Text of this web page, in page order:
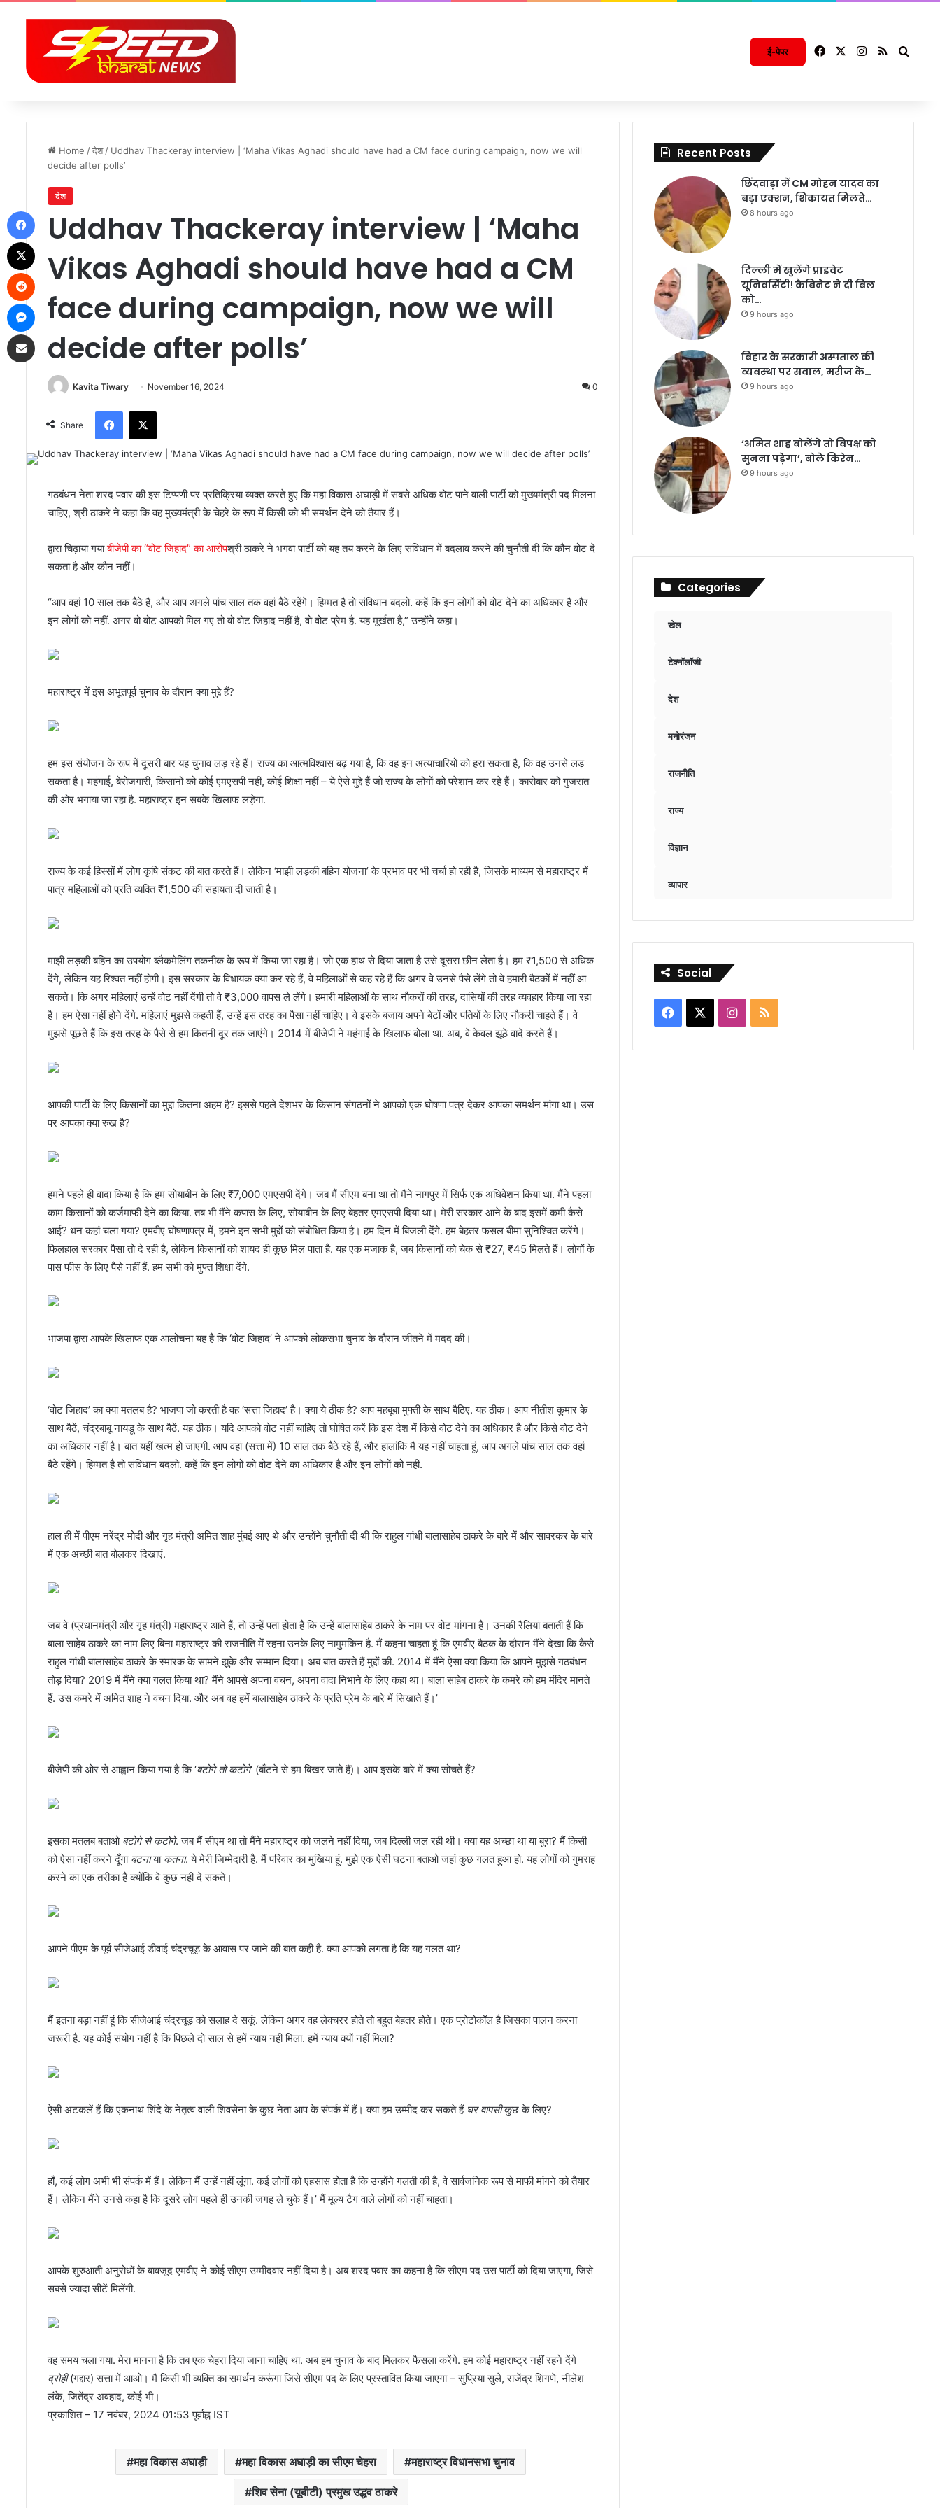
ई-पेपर FacebookInstagram
RSS
Home /देश / Uddhav Thackeray interview | ‘Maha Vikas Aghadi should have had a CM face during campaign, now we will
decide after polls’
देश
Uddhav Thackeray interview | ‘Maha
Vikas Aghadi should have had a CM
face during campaign, now we will
decide after polls’
Kavita Tiwary November 16, 2024 0
Share
Facebook
X
गठबंधन नेता शरद पवार की इस टिप्पणी पर प्रतिक्रिया व्यक्त करते हुए कि महा विकास अघाड़ी में सबसे अधिक वोट पाने वाली पार्टी को मुख्यमंत्री पद मिलना
चाहिए, श्री ठाकरे ने कहा कि वह मुख्यमंत्री के चेहरे के रूप में किसी को भी समर्थन देने को तैयार हैं।
द्वारा चिढ़ाया गयाबीजेपी का “वोट जिहाद” का आरोपश्री ठाकरे ने भगवा पार्टी को यह तय करने के लिए संविधान में बदलाव करने की चुनौती दी कि कौन वोट दे
सकता है और कौन नहीं।
“आप वहां 10 साल तक बैठे हैं, और आप अगले पांच साल तक वहां बैठे रहेंगे। हिम्मत है तो संविधान बदलो. कहें कि इन लोगों को वोट देने का अधिकार है और
इन लोगों को नहीं. अगर वो वोट आपको मिल गए तो वो वोट जिहाद नहीं है, वो वोट प्रेम है. यह मूर्खता है,” उन्होंने कहा।
महाराष्ट्र में इस अभूतपूर्व चुनाव के दौरान क्या मुद्दे हैं?
हम इस संयोजन के रूप में दूसरी बार यह चुनाव लड़ रहे हैं। राज्य का आत्मविश्वास बढ़ गया है, कि वह इन अत्याचारियों को हरा सकता है, कि वह उनसे लड़
सकता है। महंगाई, बेरोजगारी, किसानों को कोई एमएसपी नहीं, कोई शिक्षा नहीं – ये ऐसे मुद्दे हैं जो राज्य के लोगों को परेशान कर रहे हैं। कारोबार को गुजरात
की ओर भगाया जा रहा है. महाराष्ट्र इन सबके खिलाफ लड़ेगा.
राज्य के कई हिस्सों में लोग कृषि संकट की बात करते हैं। लेकिन ‘माझी लड़की बहिन योजना’ के प्रभाव पर भी चर्चा हो रही है, जिसके माध्यम से महाराष्ट्र में
पात्र महिलाओं को प्रति व्यक्ति ₹1,500 की सहायता दी जाती है।
माझी लड़की बहिन का उपयोग ब्लैकमेलिंग तकनीक के रूप में किया जा रहा है। जो एक हाथ से दिया जाता है उसे दूसरा छीन लेता है। हम ₹1,500 से अधिक
देंगे, लेकिन यह रिश्वत नहीं होगी। इस सरकार के विधायक क्या कर रहे हैं, वे महिलाओं से कह रहे हैं कि अगर वे उनसे पैसे लेंगे तो वे हमारी बैठकों में नहीं आ
सकते। कि अगर महिलाएं उन्हें वोट नहीं देंगी तो वे ₹3,000 वापस ले लेंगे। हमारी महिलाओं के साथ नौकरों की तरह, दासियों की तरह व्यवहार किया जा रहा
है। हम ऐसा नहीं होने देंगे. महिलाएं मुझसे कहती हैं, उन्हें इस तरह का पैसा नहीं चाहिए। वे इसके बजाय अपने बेटों और पतियों के लिए नौकरी चाहते हैं। वे
मुझसे पूछते हैं कि इस तरह के पैसे से हम कितनी दूर तक जाएंगे। 2014 में बीजेपी ने महंगाई के खिलाफ बोला था. अब, वे केवल झूठे वादे करते हैं।
आपकी पार्टी के लिए किसानों का मुद्दा कितना अहम है? इससे पहले देशभर के किसान संगठनों ने आपको एक घोषणा पत्र देकर आपका समर्थन मांगा था। उस
पर आपका क्या रुख है?
हमने पहले ही वादा किया है कि हम सोयाबीन के लिए ₹7,000 एमएसपी देंगे। जब मैं सीएम बना था तो मैंने नागपुर में सिर्फ एक अधिवेशन किया था. मैंने पहला
काम किसानों को कर्जमाफी देने का किया. तब भी मैंने कपास के लिए, सोयाबीन के लिए बेहतर एमएसपी दिया था। मेरी सरकार आने के बाद इसमें कमी कैसे
आई? धन कहां चला गया? एमवीए घोषणापत्र में, हमने इन सभी मुद्दों को संबोधित किया है। हम दिन में बिजली देंगे. हम बेहतर फसल बीमा सुनिश्चित करेंगे।
फिलहाल सरकार पैसा तो दे रही है, लेकिन किसानों को शायद ही कुछ मिल पाता है. यह एक मजाक है, जब किसानों को चेक से ₹27, ₹45 मिलते हैं। लोगों के
पास फीस के लिए पैसे नहीं हैं. हम सभी को मुफ्त शिक्षा देंगे.
भाजपा द्वारा आपके खिलाफ एक आलोचना यह है कि ‘वोट जिहाद’ ने आपको लोकसभा चुनाव के दौरान जीतने में मदद की।
‘वोट जिहाद’ का क्या मतलब है? भाजपा जो करती है वह ‘सत्ता जिहाद’ है। क्या ये ठीक है? आप महबूबा मुफ्ती के साथ बैठिए. यह ठीक। आप नीतीश कुमार के
साथ बैठें, चंद्रबाबू नायडू के साथ बैठें. यह ठीक। यदि आपको वोट नहीं चाहिए तो घोषित करें कि इस देश में किसे वोट देने का अधिकार है और किसे वोट देने
का अधिकार नहीं है। बात यहीं ख़त्म हो जाएगी. आप वहां (सत्ता में) 10 साल तक बैठे रहे हैं, और हालांकि मैं यह नहीं चाहता हूं, आप अगले पांच साल तक वहां
बैठे रहेंगे। हिम्मत है तो संविधान बदलो. कहें कि इन लोगों को वोट देने का अधिकार है और इन लोगों को नहीं.
हाल ही में पीएम नरेंद्र मोदी और गृह मंत्री अमित शाह मुंबई आए थे और उन्होंने चुनौती दी थी कि राहुल गांधी बालासाहेब ठाकरे के बारे में और सावरकर के बारे
में एक अच्छी बात बोलकर दिखाएं.
जब वे (प्रधानमंत्री और गृह मंत्री) महाराष्ट्र आते हैं, तो उन्हें पता होता है कि उन्हें बालासाहेब ठाकरे के नाम पर वोट मांगना है। उनकी रैलियां बताती हैं कि
बाला साहेब ठाकरे का नाम लिए बिना महाराष्ट्र की राजनीति में रहना उनके लिए नामुमकिन है. मैं कहना चाहता हूं कि एमवीए बैठक के दौरान मैंने देखा कि कैसे
राहुल गांधी बालासाहेब ठाकरे के स्मारक के सामने झुके और सम्मान दिया। अब बात करते हैं मुद्दों की. 2014 में मैंने ऐसा क्या किया कि आपने मुझसे गठबंधन
तोड़ दिया? 2019 में मैंने क्या गलत किया था? मैंने आपसे अपना वचन, अपना वादा निभाने के लिए कहा था। बाला साहेब ठाकरे के कमरे को हम मंदिर मानते
हैं. उस कमरे में अमित शाह ने वचन दिया. और अब वह हमें बालासाहेब ठाकरे के प्रति प्रेम के बारे में सिखाते हैं।’
बीजेपी की ओर से आह्वान किया गया है कि ‘बटोगे तो कटोगे‘ (बाँटने से हम बिखर जाते हैं)। आप इसके बारे में क्या सोचते हैं?
इसका मतलब बताओ बटोगे से कटोगे. जब मैं सीएम था तो मैंने महाराष्ट्र को जलने नहीं दिया, जब दिल्ली जल रही थी। क्या यह अच्छा था या बुरा? मैं किसी
को ऐसा नहीं करने दूँगा बटनाया कतना. ये मेरी जिम्मेदारी है. मैं परिवार का मुखिया हूं. मुझे एक ऐसी घटना बताओ जहां कुछ गलत हुआ हो. यह लोगों को गुमराह
करने का एक तरीका है क्योंकि वे कुछ नहीं दे सकते।
आपने पीएम के पूर्व सीजेआई डीवाई चंद्रचूड़ के आवास पर जाने की बात कही है. क्या आपको लगता है कि यह गलत था?
मैं इतना बड़ा नहीं हूं कि सीजेआई चंद्रचूड़ को सलाह दे सकूं. लेकिन अगर वह लेक्चरर होते तो बहुत बेहतर होते। एक प्रोटोकॉल है जिसका पालन करना
जरूरी है. यह कोई संयोग नहीं है कि पिछले दो साल से हमें न्याय नहीं मिला. हमें न्याय क्यों नहीं मिला?
ऐसी अटकलें हैं कि एकनाथ शिंदे के नेतृत्व वाली शिवसेना के कुछ नेता आप के संपर्क में हैं। क्या हम उम्मीद कर सकते हैं घर वापसीकुछ के लिए?
हाँ, कई लोग अभी भी संपर्क में हैं। लेकिन मैं उन्हें नहीं लूंगा. कई लोगों को एहसास होता है कि उन्होंने गलती की है, वे सार्वजनिक रूप से माफी मांगने को तैयार
हैं। लेकिन मैंने उनसे कहा है कि दूसरे लोग पहले ही उनकी जगह ले चुके हैं।’ मैं मूल्य टैग वाले लोगों को नहीं चाहता।
आपके शुरुआती अनुरोधों के बावजूद एमवीए ने कोई सीएम उम्मीदवार नहीं दिया है। अब शरद पवार का कहना है कि सीएम पद उस पार्टी को दिया जाएगा, जिसे
सबसे ज्यादा सीटें मिलेंगी.
वह समय चला गया. मेरा मानना ​​है कि तब एक चेहरा दिया जाना चाहिए था. अब हम चुनाव के बाद मिलकर फैसला करेंगे. हम कोई महाराष्ट्र नहीं रहने देंगे
द्रोही(गद्दार) सत्ता में आओ। मैं किसी भी व्यक्ति का समर्थन करूंगा जिसे सीएम पद के लिए प्रस्तावित किया जाएगा – सुप्रिया सुले, राजेंद्र शिंगणे, नीलेश
लंके, जितेंद्र अवहाद, कोई भी।
प्रकाशित– 17 नवंबर, 2024 01:53 पूर्वाह्न IST
महा विकास अघाड़ी महा विकास अघाड़ी का सीएम चेहरा महाराष्ट्र विधानसभा चुनाव
शिव सेना (यूबीटी) प्रमुख उद्धव ठाकरे
दिखाएंगे पीएम मोदी, तैयारियां तेज
भारत-पाक बैकडोर बातचीत पर विदेश मंत्रालय
Recent Posts
छिंदवाड़ा में CM मोहन यादव का
बड़ा एक्शन, शिकायत मिलते…
8 hours ago
दिल्ली में खुलेंगे प्राइवेट
यूनिवर्सिटी! कैबिनेट ने दी बिल
को…
9 hours ago
बिहार के सरकारी अस्पताल की
व्यवस्था पर सवाल, मरीज के…
9 hours ago
‘अमित शाह बोलेंगे तो विपक्ष को
सुनना पड़ेगा’, बोले किरेन…
9 hours ago
Categories
खेल
टेक्नॉलॉजी
देश
मनोरंजन
राजनीति
राज्य
विज्ञान
व्यापार
Social
Facebook Instagram
RSS
Reddit
Messenger